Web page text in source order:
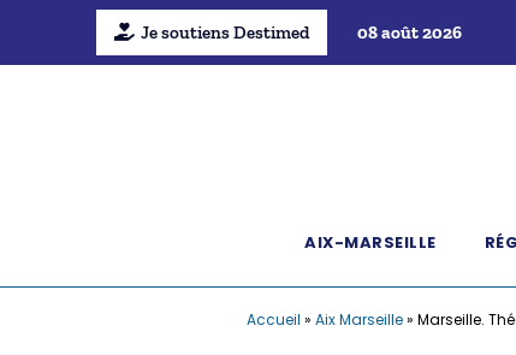
Je soutiens Destimed 08 août 2026
AIX-MARSEILLE
Accueil » Aix Marseille» Marseille.